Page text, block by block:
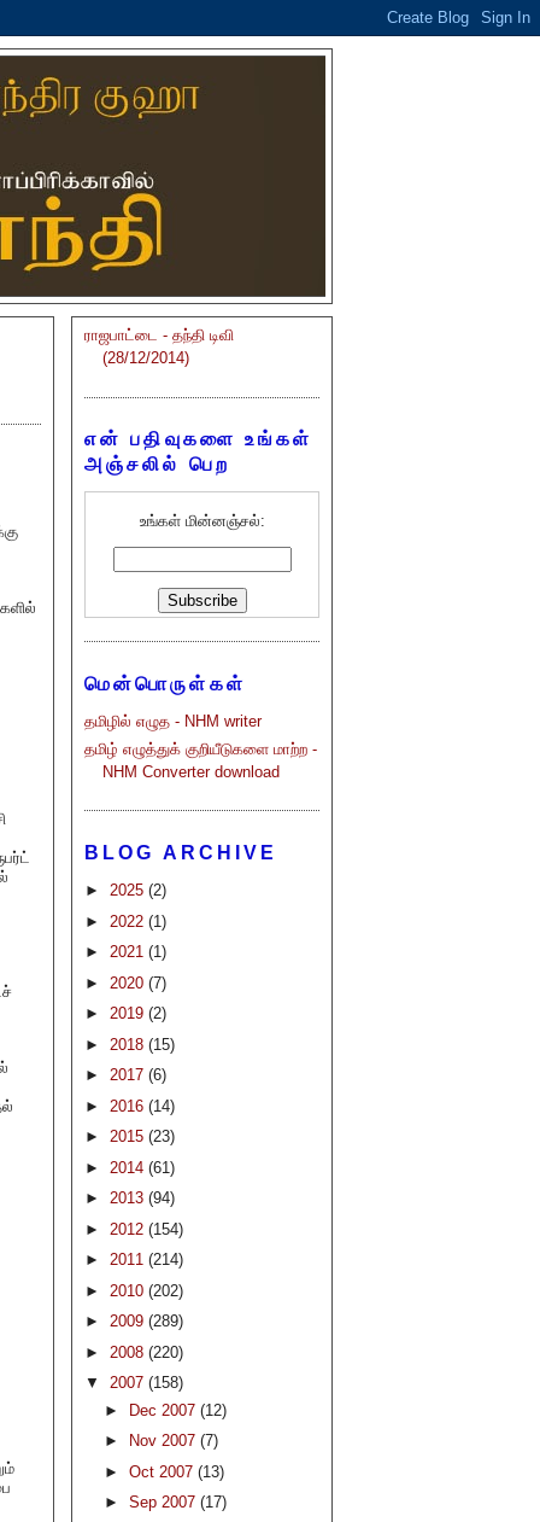
ராஜபாட்டை - தந்தி டிவி
(28/12/2014)
என் பதிவுகளை உங்கள்
அஞ்சலில் பெற
உங்கள் மின்னஞ்சல்:
மென்பொருள்கள்
தமிழில் எழுத - NHM writer
தமிழ் எழுத்துக் குறியீடுகளை மாற்ற -
NHM Converter download
BLOG ARCHIVE
► 2025 (2)
► 2022 (1)
► 2021 (1)
► 2020 (7)
► 2019 (2)
► 2018 (15)
► 2017 (6)
► 2016 (14)
► 2015 (23)
► 2014 (61)
► 2013 (94)
► 2012 (154)
► 2011 (214)
► 2010 (202)
► 2009 (289)
► 2008 (220)
▼ 2007 (158)
► Dec 2007 (12)
►
Nov 2007 (7)
► Oct 2007 (13)
► Sep 2007 (17)